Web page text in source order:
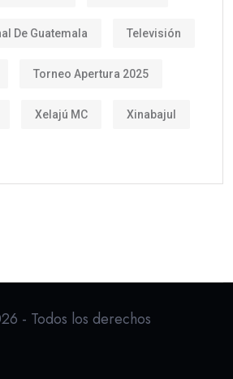
De Guatemala Televisión
Torneo Apertura 2025
Xelajú MC Xinabajul
- Todos los derechos